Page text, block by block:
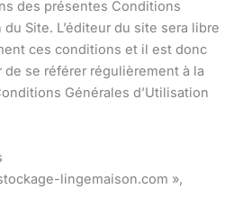
des présentes Conditions
Site. L’éditeur du site sera libre
ces conditions et il est donc
de se référer régulièrement à la
Générales d’Utilisation
lingemaison.com »,